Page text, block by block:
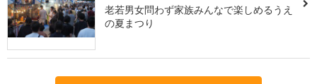
老若男女問わず家族みんなで楽しめるうえ
の夏まつり